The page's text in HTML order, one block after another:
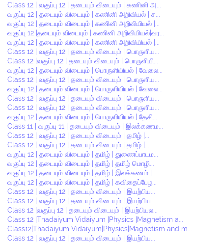
Class 12 | வகுப்பு 12 | தடையும் விடையும் | கணினி அ...
வகுப்பு 12 | தடையும் விடையும் | கணினி அறிவியல் | ச...
வகுப்பு 12 | தடையும் விடையும் | கணினி அறிவியியல் |...
வகுப்பு 12 |தடையும் விடையும் | கணினி அறிவியியல்|வர...
வகுப்பு 12 | தடையும் விடையும் | கணினி அறிவியியல் |...
Class 12 | வகுப்பு 12 | தடையும் விடையும் | பொருளிய...
Class 12 |வகுப்பு 12 | தடையும் விடையும் | பொருளியி...
வகுப்பு 12 | தடையும் விடையும் | பொருளியியல் | வேலை...
Class 12 | வகுப்பு 12 | தடையும் விடையும் | பொருளிய...
வகுப்பு 12 | தடையும் விடையும் | பொருளியியல் | வேலை...
Class 12 | வகுப்பு 12 | தடையும் விடையும் | பொருளிய...
Class 12 | வகுப்பு 12 | தடையும் விடையும் | பொருளிய...
வகுப்பு 12 | தடையும் விடையும் | பொருளியியல் | தேசி...
Class 11 | வகுப்பு 11 | தடையும் விடையும் | இலக்கணம...
Class 12 | வகுப்பு 12 | தடையும் விடையும் | தமிழ் |...
Class 12 | வகுப்பு 12 | தடையும் விடையும் | தமிழ் |...
வகுப்பு 12 | தடையும் விடையும் | தமிழ் | துணைப்பாடம...
வகுப்பு 12 | தடையும் விடையும் | தமிழ் | தமிழ் மொழி...
வகுப்பு 12 | தடையும் விடையும் | தமிழ் | இலக்கணம் |...
வகுப்பு 12 | தடையும் விடையும் | தமிழ் | கவிதைப்பேழ...
Class 12 | வகுப்பு 12 | தடையும் விடையும் | இயற்பிய...
Class 12 | வகுப்பு 12 | தடையும் விடையும் | இயற்பிய...
Class 12 |வகுப்பு 12 | தடையும் விடையும் | இயற்பியல...
Class 12 |Thadaiyum Vidaiyum |Physics |Magnetism a...
Class12|Thadaiyum Vidaiyum|Physics|Magnetism and m...
Class 12 | வகுப்பு 12 | தடையும் விடையும் | இயற்பிய...